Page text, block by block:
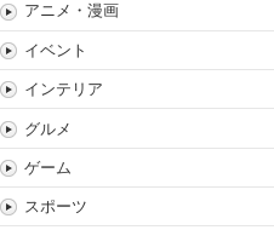
アニメ・漫画
イベント
インテリア
グルメ
ゲーム
スポーツ